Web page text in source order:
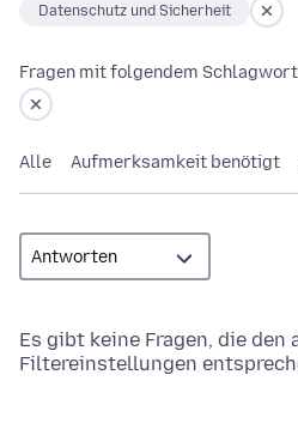
Datenschutz und Sicherheit
Fragen mit folgendem Schlagwort
Alle Aufmerksamkeit benötigt
Es gibt keine Fragen, die den
Filtereinstellungen